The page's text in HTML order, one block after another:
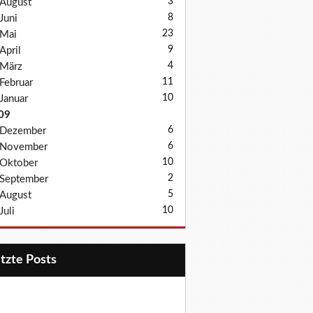
August
Juni 8
Mai 23
April 9
März 4
Februar 11
Januar 10
Dezember
6
November 6
Oktober 10
September 2
August 5
Juli 10
Posts